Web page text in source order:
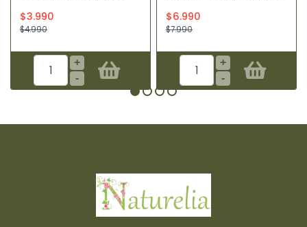
$3.990
$4.990
+
-
$6.990
$7.990
+
-